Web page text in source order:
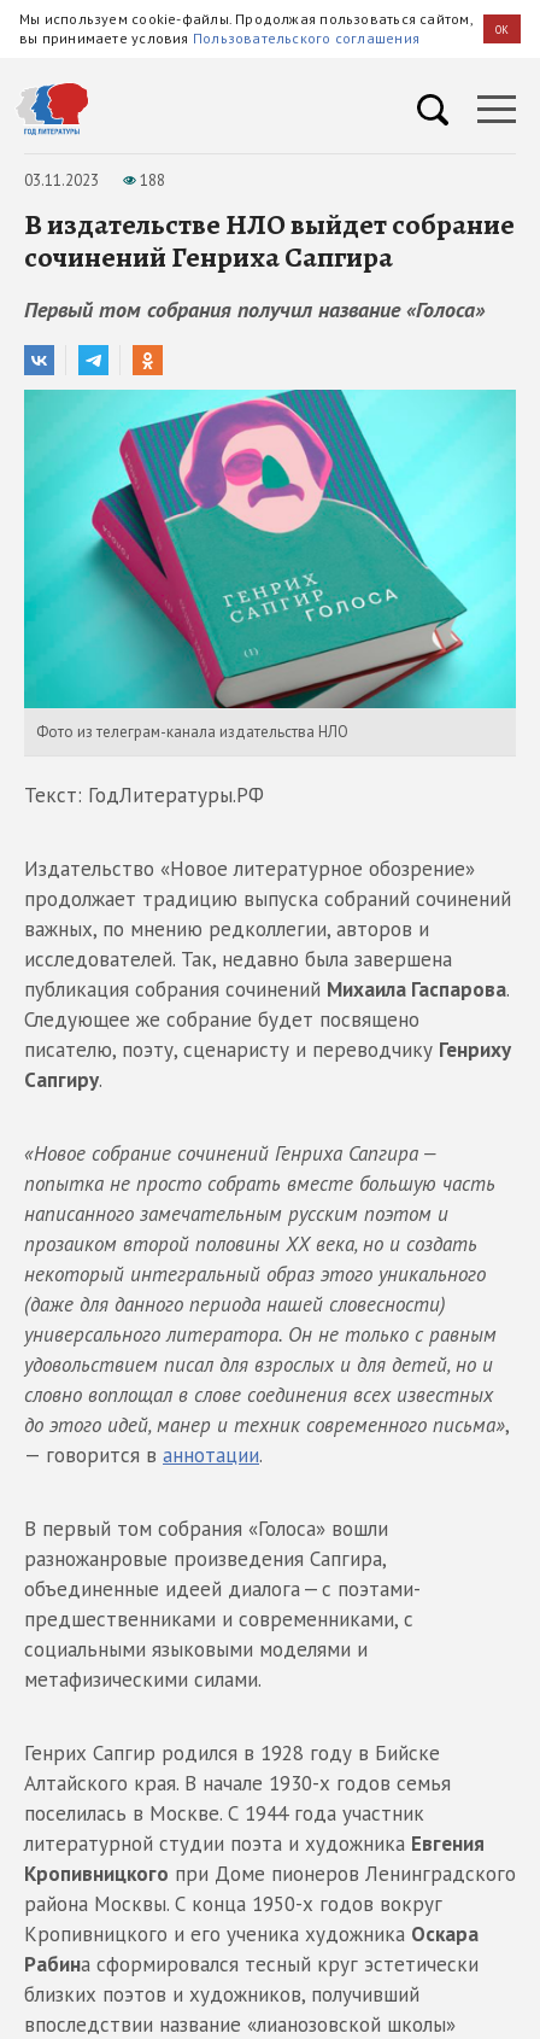
Мы используем cookie-файлы. Продолжая пользоваться сайтом,
вы принимаете условия Пользовательского соглашения OK
03.11.2023 188
В издательстве НЛО выйдет собрание
сочинений Генриха Сапгира
Первый том собрания получил название «Голоса»
Фото из телеграм-канала издательства НЛО
Текст: ГодЛитературы.РФ
Издательство «Новое литературное обозрение»
продолжает традицию выпуска собраний сочинений
важных, по мнению редколлегии, авторов и
исследователей. Так, недавно была завершена
публикация собрания сочинений Михаила Гаспарова.
Следующее же собрание будет посвящено
писателю, поэту, сценаристу и переводчику Генриху
Сапгиру.
«Новое собрание сочинений Генриха Сапгира —
попытка не просто собрать вместе большую часть
написанного замечательным русским поэтом и
прозаиком второй половины ХX века, но и создать
некоторый интегральный образ этого уникального
(даже для данного периода нашей словесности)
универсального литератора. Он не только с равным
удовольствием писал для взрослых и для детей, но и
словно воплощал в слове соединения всех известных
до этого идей, манер и техник современного письма»,
— говорится в аннотации.
В первый том собрания «Голоса» вошли
разножанровые произведения Сапгира,
объединенные идеей диалога — с поэтами-
предшественниками и современниками, с
социальными языковыми моделями и
метафизическими силами.
Генрих Сапгир родился в 1928 году в Бийске
Алтайского края. В начале 1930-х годов семья
поселилась в Москве. С 1944 года участник
литературной студии поэта и художника Евгения
Кропивницкого при Доме пионеров Ленинградского
района Москвы. С конца 1950-х годов вокруг
Кропивницкого и его ученика художника Оскара
Рабина сформировался тесный круг эстетически
близких поэтов и художников, получивший
впоследствии название «лианозовской школы»